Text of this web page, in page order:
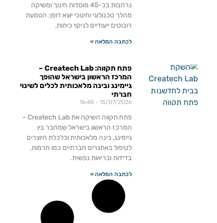
נרחבות בכ-45 מוסדות חינוך ומשיקה
מהלך טכנולוגי וחינוכי יוצא דופן: הטמעת
רובוטים ייעודיים לניקוי כיתות,
לכתבה המלאה »
פתח תקווה: Createch Lab –
המרכז הראשון בישראל שהופך
גיימינג ובינה מלאכותית לכלים לשינוי
חברתי
15/07/2026
פתח תקווה השיקה את Createch Lab –
המרכז הראשון בישראל שמחבר בין
גיימינג, בינה מלאכותית וכלכלת היוצרים
לטיפול באתגרים חברתיים כמו חרמות,
בדידות ובריאות נפשית.
לכתבה המלאה »